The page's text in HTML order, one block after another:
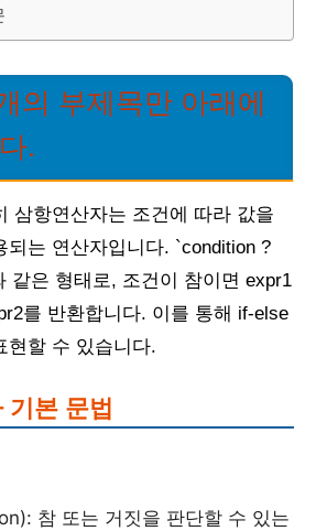
의 부제목만 아래에
.
삼항연산자는 조건에 따라 값을
되는 연산자입니다. `condition ?
같은 형태로, 조건이 참이면 expr1
를 반환합니다. 이를 통해 if-else
현할 수 있습니다.
본 문법
참 또는 거짓을 판단할 수 있는